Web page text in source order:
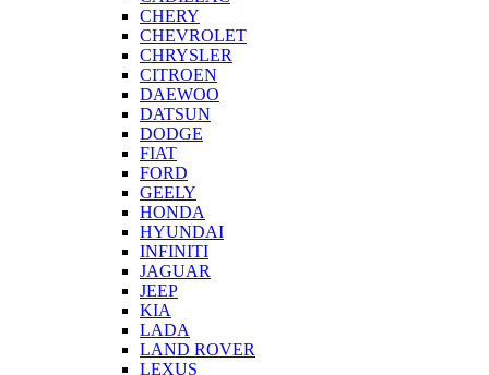
CHERY
CHEVROLET
CHRYSLER
CITROEN
DAEWOO
DATSUN
DODGE
FIAT
FORD
GEELY
HONDA
HYUNDAI
INFINITI
JAGUAR
JEEP
KIA
LADA
LAND ROVER
LEXUS